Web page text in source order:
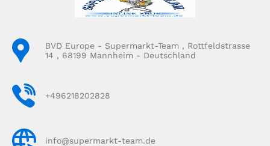
BVD Europe - Supermarkt-Team , Rottfeldstrasse
14 , 68199 Mannheim - Deutschland
+496218202828
info@supermarkt-team.de